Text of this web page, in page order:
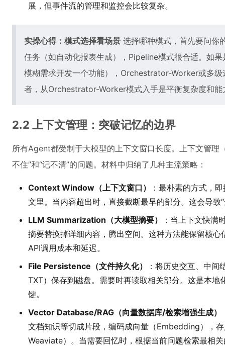
展，但事件流的管理和监控会比较复杂。
实操心得：模式选择看场景 选择哪种模式，首先要问你
任务（如自动化报表生成），Pipeline模式很合适。如
模糊需求开发一个功能），Orchestrator-Worker或多
者，从Orchestrator-Worker模式入手是平衡复杂度和能
2.2 上下文管理：突破记忆的边界
所有Agent都受制于大模型的上下文窗口长度。上下文管
不住”和“记不清”的问题。材料中归纳了几种主流策略：
Context Window（上下文窗口）
：最朴素的方式，
文里。当内容超出时，直接截断最早的部分。这会导致
LLM Summarization（大模型摘要）
：当上下文快满
摘要替换掉详细内容，腾出空间。这种方法能保留核
API调用成本和延迟。
File Persistence（文件持久化）
：将历史交互、中
TXT）保存到磁盘。需要时再读取相关部分。这是本
键。
Vector Database/RAG（向量数据库/检索增强生成）
文档知识等切成片段，编码成向量（Embedding），
Weaviate）。当需要回忆时，根据当前问题检索最相